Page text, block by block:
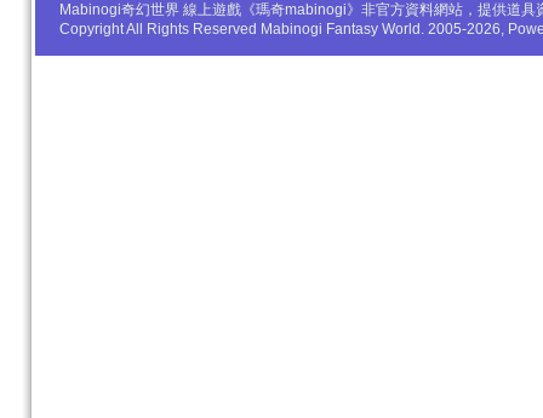
Mabinogi奇幻世界 線上遊戲《瑪奇mabinogi》非官方資料網站，提供道
Copyright All Rights Reserved Mabinogi Fantasy World. 2005-2026,